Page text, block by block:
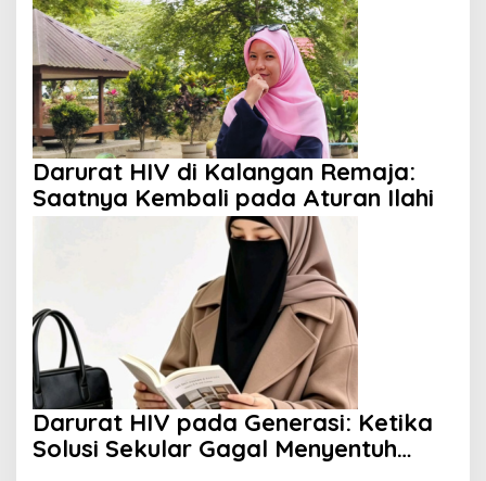
Darurat HIV di Kalangan Remaja:
Saatnya Kembali pada Aturan Ilahi
Darurat HIV pada Generasi: Ketika
Solusi Sekular Gagal Menyentuh